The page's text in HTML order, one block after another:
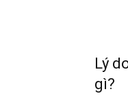
Lý
gì?